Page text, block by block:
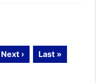
Next › Last »